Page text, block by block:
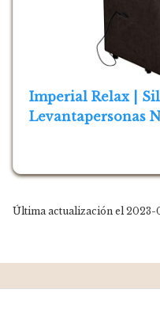
Imperial Relax |
Levantapersonas
Última actualización el 2023-